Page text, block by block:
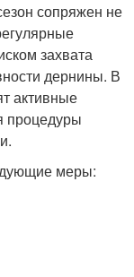
сопряжен не
захвата
дернины. В
активные
процедуры
меры: